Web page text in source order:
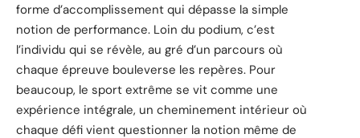
forme d’accomplissement qui dépasse la simple
notion de performance. Loin du podium, c’est
l’individu qui se révèle, au gré d’un parcours où
chaque épreuve bouleverse les repères. Pour
beaucoup, le sport extrême se vit comme une
expérience intégrale, un cheminement intérieur où
chaque défi vient questionner la notion même de